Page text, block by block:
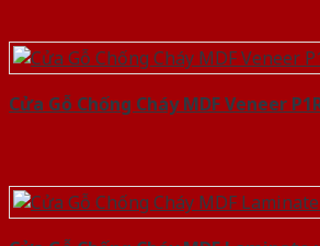
Cửa Gỗ Chống Cháy MDF Veneer